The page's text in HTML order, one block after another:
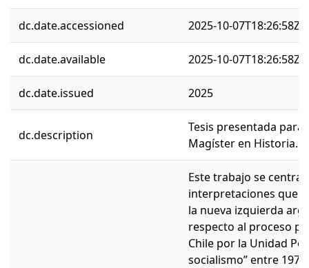
dc.date.accessioned 2025-10-07T18:26:58Z
dc.date.available 2025-10-07T18:26:58Z
dc.date.issued 2025
dc.description
Tesis presentada
Magíster en Historia.
Este trabajo se centra
interpretaciones que
la nueva izquierda
respecto al proceso
Chile por la Unidad
socialismo” entre